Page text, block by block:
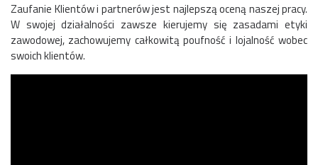
Zaufanie Klientów i partnerów jest najlepszą oceną naszej pracy.
W swojej działalności zawsze kierujemy się zasadami etyki
zawodowej, zachowujemy całkowitą poufność i lojalność wobec
swoich klientów.